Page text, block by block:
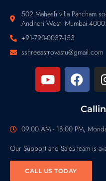
502 Mahesh villa Pancham
Andheri West Mumbai
+91-790-0037-153
sshreeastrovastu@gmail.com
09.00 AM - 18.00 PM,
Our Support and Sales team is
CALL US TODAY